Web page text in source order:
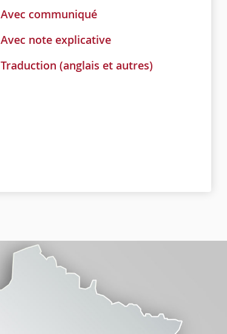
Avec communiqué
Avec note explicative
Traduction (anglais et autres)